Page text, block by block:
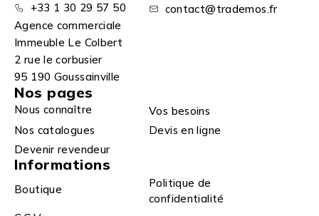
+33 1 30 29 57 50
contact@trademos.fr
Agence commerciale
Immeuble Le Colbert
2 rue le corbusier
95 190 Goussainville
Nos pages
Nous connaître
Vos besoins
Nos catalogues
Devis en ligne
Devenir revendeur
Informations
Boutique
Politique de
confidentialité